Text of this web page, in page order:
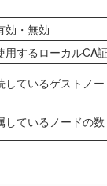
効・無効
するローカルCA
ているゲストノ
しているノードの数